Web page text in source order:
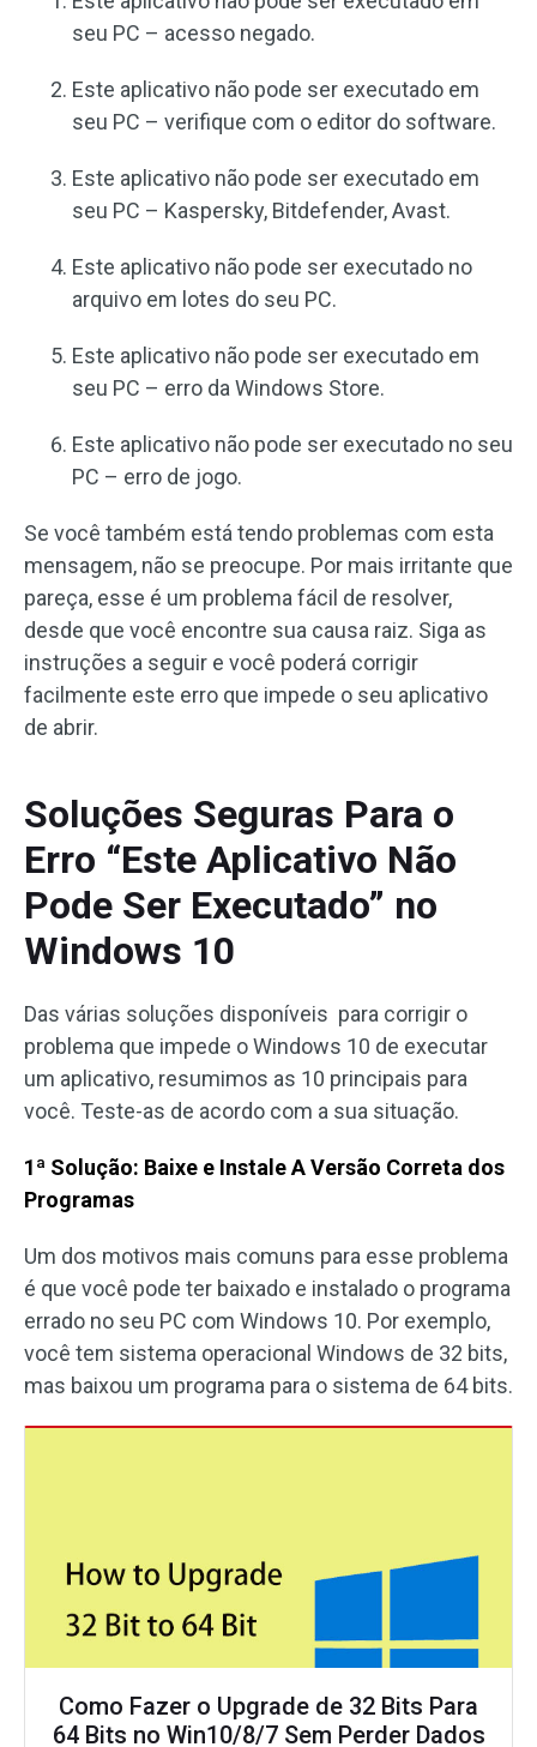
seu PC – acesso negado.
Este aplicativo não pode ser executado em
seu PC – verifique com o editor do software.
Este aplicativo não pode ser executado em
seu PC – Kaspersky, Bitdefender, Avast.
Este aplicativo não pode ser executado no
arquivo em lotes do seu PC.
Este aplicativo não pode ser executado em
seu PC – erro da Windows Store.
Este aplicativo não pode ser executado no seu
PC – erro de jogo.
Se você também está tendo problemas com esta
mensagem, não se preocupe. Por mais irritante que
pareça, esse é um problema fácil de resolver,
desde que você encontre sua causa raiz. Siga as
instruções a seguir e você poderá corrigir
facilmente este erro que impede o seu aplicativo
de abrir.
Soluções Seguras Para o
Erro “Este Aplicativo Não
Pode Ser Executado” no
Windows 10
Das várias soluções disponíveis para corrigir o
problema que impede o Windows 10 de executar
um aplicativo, resumimos as 10 principais para
você. Teste-as de acordo com a sua situação.
1ª Solução: Baixe e Instale A Versão Correta dos
Programas
Um dos motivos mais comuns para esse problema
é que você pode ter baixado e instalado o programa
errado no seu PC com Windows 10. Por exemplo,
você tem sistema operacional Windows de 32 bits,
mas baixou um programa para o sistema de 64 bits.
Como Fazer o Upgrade de 32 Bits Para
64 Bits no Win10/8/7 Sem Perder Dados